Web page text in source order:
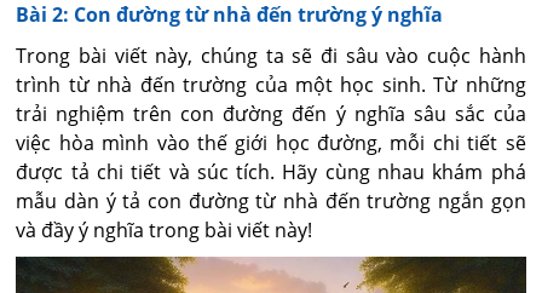
Bài 2: Con đường từ nhà đến trường ý nghĩa
Trong bài viết này, chúng ta sẽ đi sâu vào cuộc hành
trình từ nhà đến trường của một học sinh. Từ những
trải nghiệm trên con đường đến ý nghĩa sâu sắc của
việc hòa mình vào thế giới học đường, mỗi chi tiết sẽ
được tả chi tiết và súc tích. Hãy cùng nhau khám phá
mẫu dàn ý tả con đường từ nhà đến trường ngắn gọn
và đầy ý nghĩa trong bài viết này!